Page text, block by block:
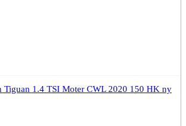
Tiguan 1.4 TSI Moter CWL 2020 150 HK ny